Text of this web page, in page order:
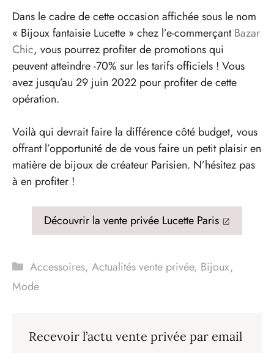
Dans le cadre de cette occasion affichée sous le nom
« Bijoux fantaisie Lucette » chez l’e-commerçantBazar
Chic, vous pourrez profiter de promotions qui
peuvent atteindre -70% sur les tarifs officiels ! Vous
avez jusqu’au 29 juin 2022 pour profiter de cette
opération.
Voilà qui devrait faire la différence côté budget, vous
offrant l’opportunité de de vous faire un petit plaisir en
matière de bijoux de créateur Parisien. N’hésitez pas
à en profiter !
Découvrir la vente privée Lucette Paris
Catégories
Accessoires, Actualités vente privée, Bijoux,
Mode
Recevoir l’actu vente privée par email